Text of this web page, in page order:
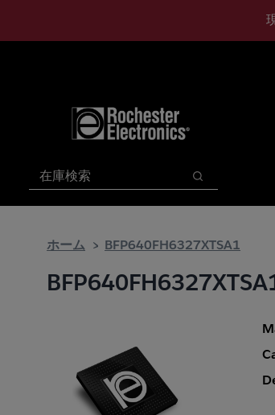
検索
検索
ホーム BFP640FH6327XTSA1